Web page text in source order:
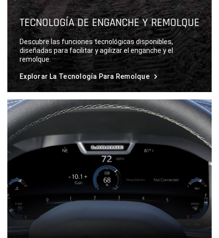
TECNOLOGÍA DE ENGANCHE Y REMOLQUE
Descubre las funciones tecnológicas disponibles,
diseñadas para facilitar y agilizar el enganche y el
remolque.
Explorar La Tecnología Para Remolque